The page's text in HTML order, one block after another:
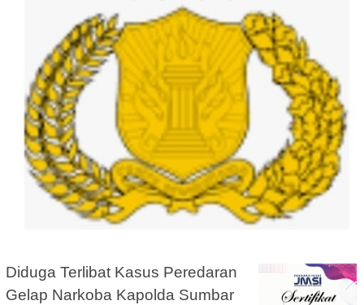
Diduga Terlibat Kasus Peredaran
Gelap Narkoba Kapolda Sumbar